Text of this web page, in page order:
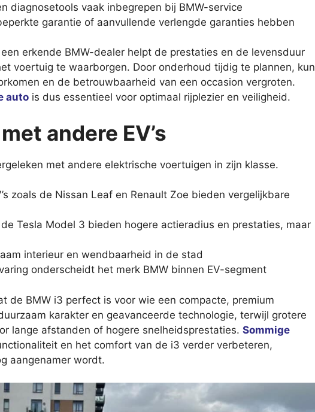
diagnosetools vaak inbegrepen bij BMW-service
garantie of aanvullende verlengde garanties hebben
erkende BMW-dealer helpt de prestaties en de levensduur
voertuig te waarborgen. Door onderhoud tijdig te plannen, kun
en de betrouwbaarheid van een occasion vergroten.
auto is dus essentieel voor optimaal rijplezier en veiligheid.
andere EV’s
met andere elektrische voertuigen in zijn klasse.
zoals de Nissan Leaf en Renault Zoe bieden vergelijkbare
de Tesla Model 3 bieden hogere actieradius en prestaties, maar
interieur en wendbaarheid in de stad
onderscheidt het merk BMW binnen EV-segment
de BMW i3 perfect is voor wie een compacte, premium
karakter en geavanceerde technologie, terwijl grotere
lange afstanden of hogere snelheidsprestaties. Sommige
en het comfort van de i3 verder verbeteren,
aangenamer wordt.